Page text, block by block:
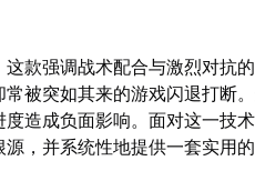
款强调战术配合与激烈对抗
被突如其来的游戏闪退打断
造成负面影响。面对这一技
，并系统性地提供一套实用的